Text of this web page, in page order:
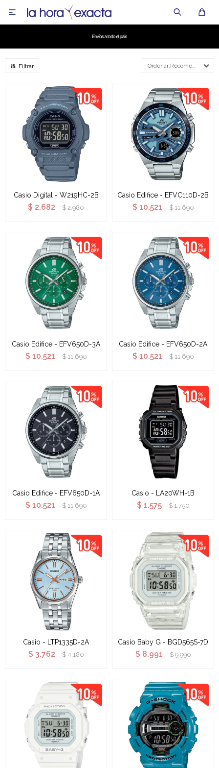

Recomendados
Casio Digital - W219HC-2B
$ 2.682 $ 2.980
Casio Edifice - EFVC110D-2B
$ 10.521 $ 11.690
Casio Edifice - EFV650D-3A
$ 10.521 $ 11.690
Casio Edifice - EFV650D-2A
$ 10.521 $ 11.690
Casio Edifice - EFV650D-1A
$ 10.521 $ 11.690
Casio - LA20WH-1B
$ 1.575 $ 1.750
Casio - LTP1335D-2A
$ 3.762 $ 4.180
Casio Baby G - BGD565S-7D
$ 8.991 $ 9.990